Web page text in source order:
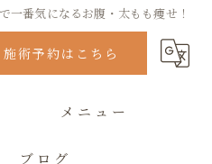
一番気になるお腹・太もも痩せ！
施術予約はこちら
メニュー
ブログ